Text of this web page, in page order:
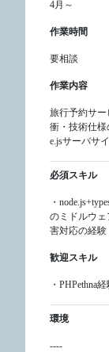
4月～
作業時間
要相談
作業内容
旅行予約サ
衝・技術仕
e.jsサーバサ
必須スキル
・
のミドルウ
害対応の経
歓迎スキル
・PHPethna
環境
----